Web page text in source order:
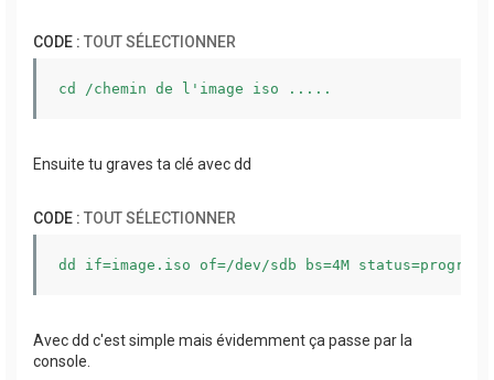
CODE : TOUT SÉLECTIONNER
cd /chemin de l'image iso .....
Ensuite tu graves ta clé avec dd
CODE : TOUT SÉLECTIONNER
dd if=image.iso of=/dev/sdb bs=4M status=progress
Avec dd c'est simple mais évidemment ça passe par la
console.